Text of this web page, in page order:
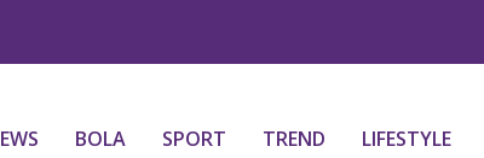
BOLA SPORT TREND LIFESTYLE